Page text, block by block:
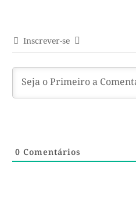
Inscrever-se
0 Comentários